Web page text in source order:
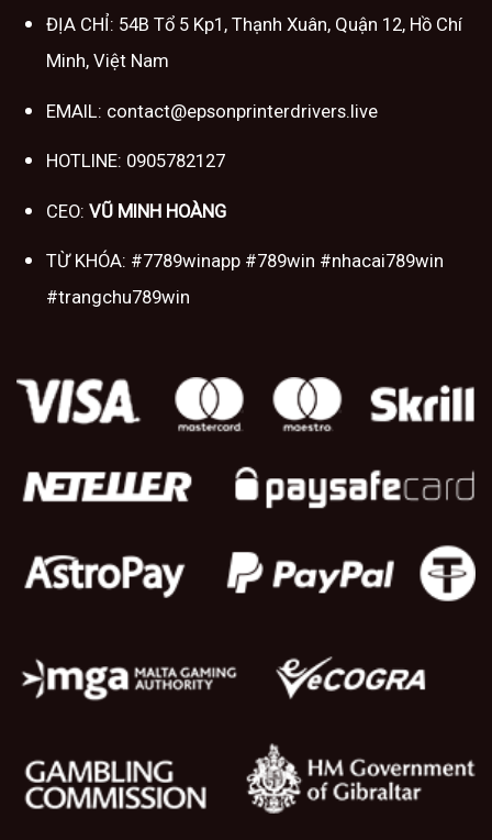
ĐỊA CHỈ: 54B Tổ 5 Kp1, Thạnh Xuân, Quận 12, Hồ Chí
Minh, Việt Nam
EMAIL: contact@epsonprinterdrivers.live
HOTLINE: 0905782127
CEO:VŨ MINH HOÀNG
TỪ KHÓA: #7789winapp #789win #nhacai789win
#trangchu789win